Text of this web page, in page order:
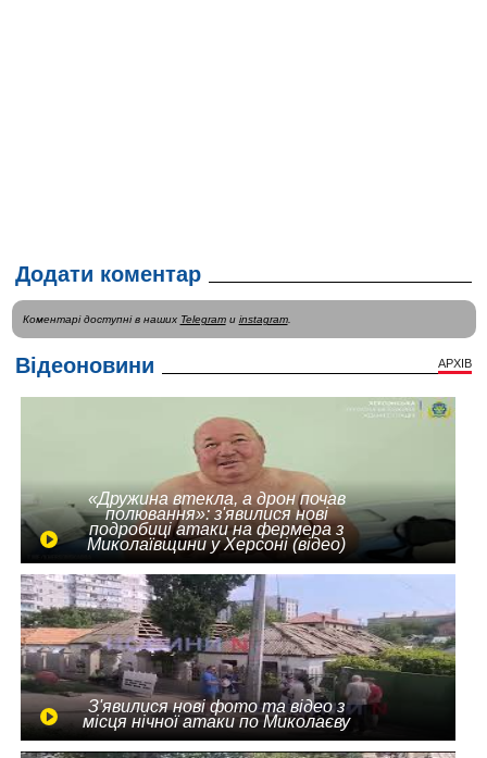
Додати коментар
Коментарі доступні в наших Telegramи instagram.
Відеоновини АРХІВ
«Дружина втекла, а дрон почав
полювання»: з'явилися нові
подробиці атаки на фермера з
Миколаївщини у Херсоні (відео)
З'явилися нові фото та відео з
місця нічної атаки по Миколаєву